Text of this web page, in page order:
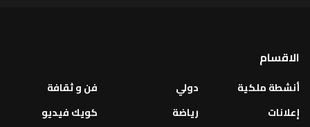
الاقسام
أنشطة ملكية
إعلانات
دولي
رياضة
فن و ثقافة
كويك فيديو